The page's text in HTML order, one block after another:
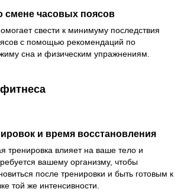
смене часовых поясов
свести к минимуму последствия
с помощью рекомендаций по
сна и физическим упражнениям.
и время восстановления
тренировка влияет на ваше тело и
вашему организму, чтобы
после тренировки и быть готовым к
той же интенсивности.